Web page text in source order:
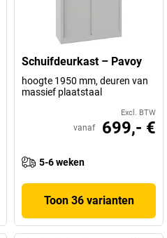
Schuifdeurkast – Pavoy
hoogte 1950 mm, deuren van
massief plaatstaal
Excl. BTW
vanaf 699,- €
5-6 weken
Toon 36 varianten